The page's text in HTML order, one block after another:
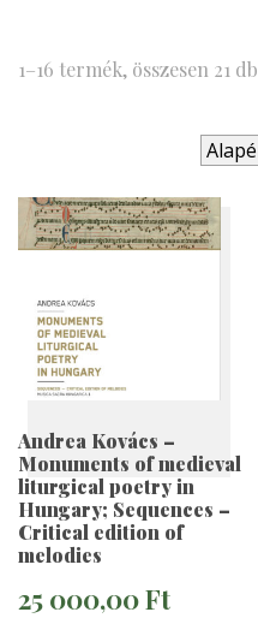
1–16 termék, összesen 21 db
Andrea Kovács –
Monuments of medieval
liturgical poetry in
Hungary; Sequences –
Critical edition of
melodies
25 000,00Ft